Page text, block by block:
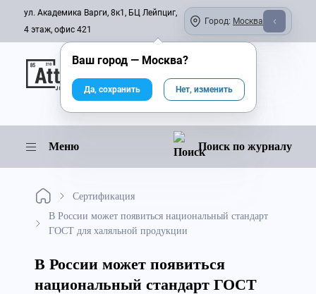
ул. Академика Варги, 8к1, БЦ Лейпциг,
4 этаж, офис 421
Город: Москва
Онлайн-журнал
Меню Поиск по журналу
Сертификация
В России может появиться национальный стандарт
ГОСТ для халяльной продукции
В России может появиться
национальный стандарт ГОСТ
Ваш город — Москва?
Да, сохранить Нет, изменить